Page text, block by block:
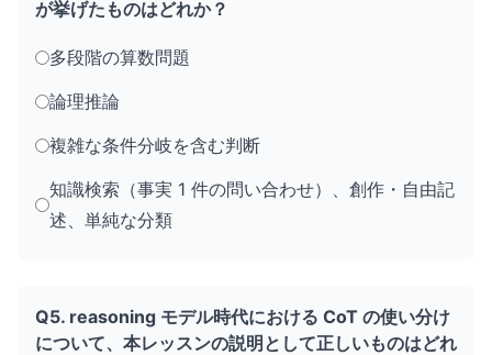
が挙げたものはどれか？
多段階の算数問題
論理推論
複雑な条件分岐を含む判断
知識検索（事実 1 件の問い合わせ）、創作・自由記
述、単純な分類
Q5. reasoning モデル時代における CoT の使い分け
について、本レッスンの説明として正しいものはどれ